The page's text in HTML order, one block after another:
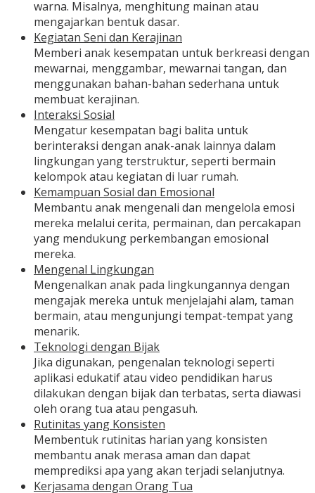
warna. Misalnya, menghitung mainan atau
mengajarkan bentuk dasar.
Kegiatan Seni dan Kerajinan
Memberi anak kesempatan untuk berkreasi dengan
mewarnai, menggambar, mewarnai tangan, dan
menggunakan bahan-bahan sederhana untuk
membuat kerajinan.
Interaksi Sosial
Mengatur kesempatan bagi balita untuk
berinteraksi dengan anak-anak lainnya dalam
lingkungan yang terstruktur, seperti bermain
kelompok atau kegiatan di luar rumah.
Kemampuan Sosial dan Emosional
Membantu anak mengenali dan mengelola emosi
mereka melalui cerita, permainan, dan percakapan
yang mendukung perkembangan emosional
mereka.
Mengenal Lingkungan
Mengenalkan anak pada lingkungannya dengan
mengajak mereka untuk menjelajahi alam, taman
bermain, atau mengunjungi tempat-tempat yang
menarik.
Teknologi dengan Bijak
Jika digunakan, pengenalan teknologi seperti
aplikasi edukatif atau video pendidikan harus
dilakukan dengan bijak dan terbatas, serta diawasi
oleh orang tua atau pengasuh.
Rutinitas yang Konsisten
Membentuk rutinitas harian yang konsisten
membantu anak merasa aman dan dapat
memprediksi apa yang akan terjadi selanjutnya.
Kerjasama dengan Orang Tua